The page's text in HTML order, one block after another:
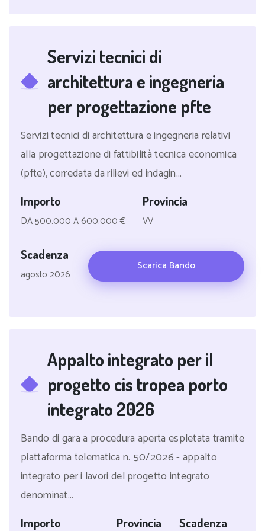
Servizi tecnici di
architettura e ingegneria
per progettazione pfte
Servizi tecnici di architettura e ingegneria relativi
alla progettazione di fattibilità tecnica economica
(pfte), corredata da rilievi ed indagin...
Importo
DA 500.000 A 600.000 €
Provincia
VV
Scadenza
agosto 2026
Scarica Bando
Appalto integrato per il
progetto cis tropea porto
integrato 2026
Bando di gara a procedura aperta espletata tramite
piattaforma telematica n. 50/2026 - appalto
integrato per i lavori del progetto integrato
denominat...
Importo Provincia Scadenza